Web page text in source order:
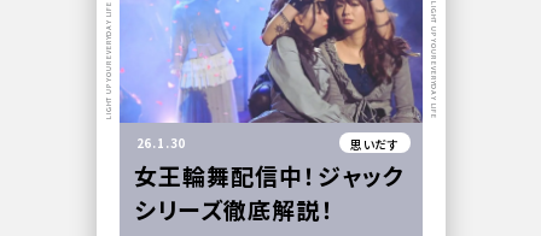
26.1.30 思いだす
女王輪舞配信中！ジャック
シリーズ徹底解説！
LIGHT UP YOUR EVERYDAY LIFE LIGHT UP YOUR EVERYDAY LIFE